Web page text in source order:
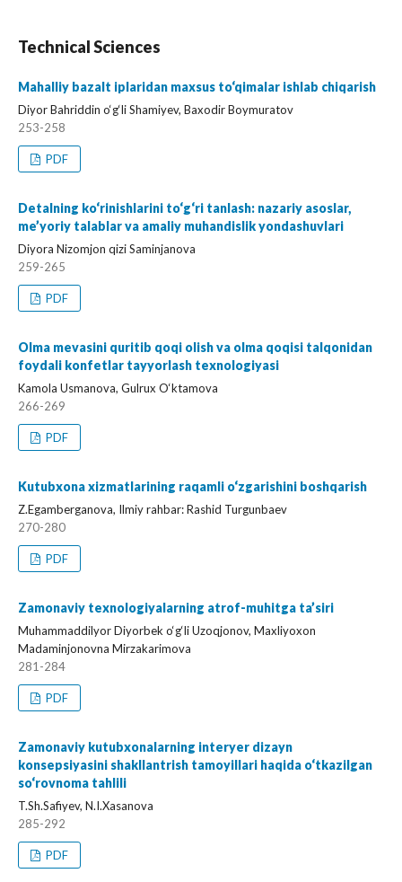
Technical Sciences
Mahalliy bazalt iplaridan maxsus to‘qimalar ishlab chiqarish
Diyor Bahriddin o‘g‘li Shamiyev, Baxodir Boymuratov
253-258
PDF
Detalning ko‘rinishlarini to‘g‘ri tanlash: nazariy asoslar,
me’yoriy talablar va amaliy muhandislik yondashuvlari
Diyora Nizomjon qizi Saminjanova
259-265
PDF
Olma mevasini quritib qoqi olish va olma qoqisi talqonidan
foydali konfetlar tayyorlash texnologiyasi
Kamola Usmanova, Gulrux O‘ktamova
266-269
PDF
Kutubxona xizmatlarining raqamli o‘zgarishini boshqarish
Z.Egamberganova, Ilmiy rahbar: Rashid Turgunbaev
270-280
PDF
Zamonaviy texnologiyalarning atrof-muhitga ta’siri
Muhammaddilyor Diyorbek o‘g‘li Uzoqjonov, Maxliyoxon
Madaminjonovna Mirzakarimova
281-284
PDF
Zamonaviy kutubxonalarning interyer dizayn
konsepsiyasini shakllantrish tamoyillari haqida o‘tkazilgan
so‘rovnoma tahlili
T.Sh.Safiyev, N.I.Xasanova
285-292
PDF